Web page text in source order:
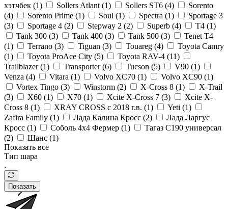
хэтчбек (1) Sollers Atlant (1) Sollers ST6 (4)
Sorento
(4) Sorento Prime (1) Soul (1) Spectra (1)
Sportage 3
(3) Sportage 4 (2) Stepway 2 (2) Superb (4) T4 (1)
Tank 300 (3) Tank 400 (3) Tank 500 (3)
Tenet T4
(1) Terrano (3) Tiguan (3) Touareg (4)
Toyota Camry
(1) Toyota ProAce City (5) Toyota RAV-4 (11)
Trailblazer (1) Transporter (6) Tucson (5) V90 (1)
Venza (4) Vitara (1) Volvo XC70 (1) Volvo XC90 (1)
Vortex Tingo (3) Winstorm (2) X-Cross 8 (1)
X-Trail
(3) X60 (1) X70 (1) Xcite X-Cross 7 (3)
Xcite X-
Cross 8 (1) XRAY CROSS с 2018 г.в. (1) Yeti (1)
Zafira Family (1) Лада Калина Кросс (2)
Лада Ларгус
Кросс (1) Соболь 4х4 Фермер (1)
Тагаз С190 универсал
(2) Шанс (1)
Показать все
Тип шара
Показать